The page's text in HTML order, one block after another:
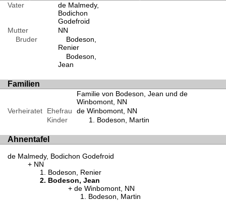
Vater
de Malmedy,
Bodichon
Godefroid
Mutter
NN
Bruder
Bodeson,
Renier
Bodeson,
Jean
Familien
Familie von Bodeson, Jean und de
Winbomont, NN
Verheiratet
Ehefrau
de Winbomont, NN
Kinder
Bodeson, Martin
Ahnentafel
de Malmedy, Bodichon Godefroid
NN
Bodeson, Renier
Bodeson, Jean
de Winbomont, NN
Bodeson, Martin